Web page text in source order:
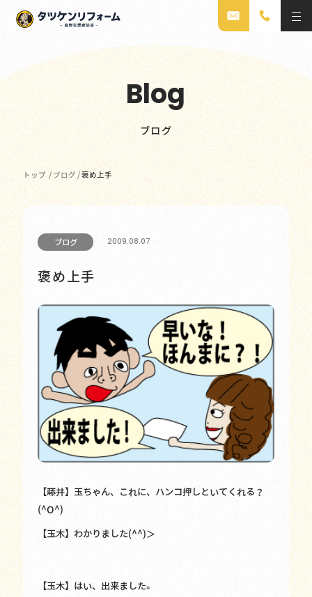
Blog
ブログ
トップ / ブログ /褒め上手
ブログ 2009.08.07
褒め上手
【藤井】玉ちゃん、これに、ハンコ押しといてくれる？
(^O^)
【玉木】わかりました(^^)＞
【玉木】はい、出来ました。